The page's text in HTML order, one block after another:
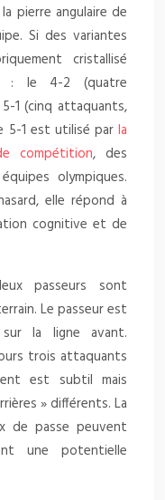
pierre angulaire de
Si des variantes
cristallisé
: le 4-2 (quatre
1 (cinq attaquants,
5-1 est utilisé par la
compétition, des
olympiques.
elle répond à
cognitive et de
passeurs sont
Le passeur est
la ligne avant.
trois attaquants
est subtil mais
» différents. La
de passe peuvent
une potentielle